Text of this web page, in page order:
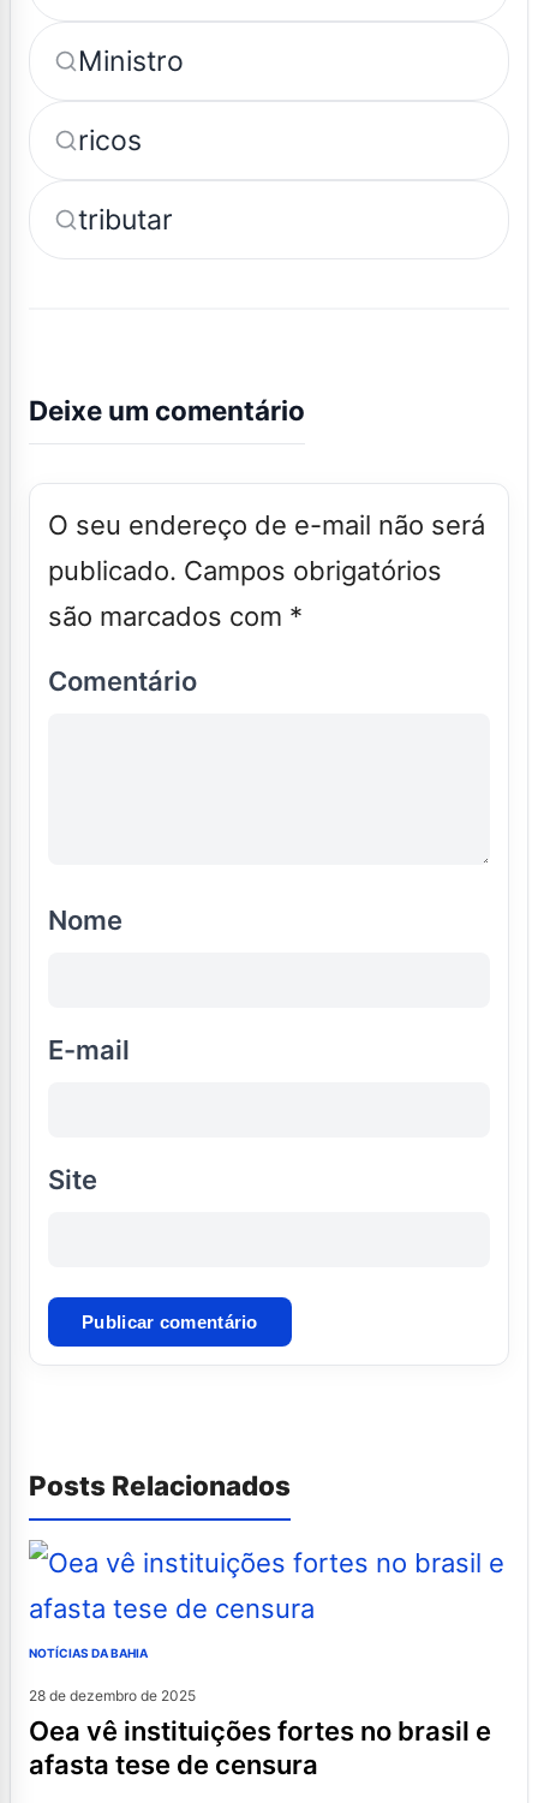
Ministro
ricos
tributar
Deixe um comentário
O seu endereço de e-mail não será
publicado. Campos obrigatórios
são marcados com *
Comentário
Nome
E-mail
Site
Posts Relacionados
NOTÍCIAS DA BAHIA
28 de dezembro de 2025
oea vê instituições fortes no brasil e
afasta tese de censura